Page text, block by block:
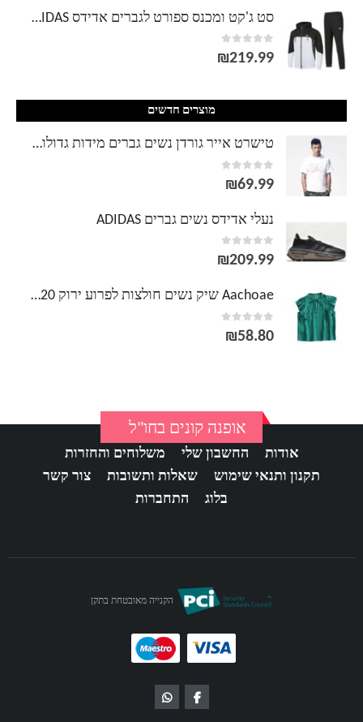
סט ג'קט ומכנס ספורט לגברים אדידס ADIDAS
0
out of 5
₪219.99
מוצרים חדשים
טישרט אייר גורדן נשים גברים מידות גדולות AIR JORDAN
0
out of 5
₪69.99
נעלי אדידס נשים גברים ADIDAS
0
out of 5
₪209.99
Aachoae שיק נשים חולצות לפרוע ירוק 2020 עניבת פרפר חלולה למעלה חולצה נשית שרוול קצר חולצה מקרית מוצקה Blusas Mujer
0
out of 5
₪58.80
אופנה קונים בחו"ל
אודות החשבון שלי
משלוחים והחזרות
תקנון ותנאי שימוש
שאלות ותשובות
צור קשר
בלוג
התחברות
הקנייה מאובטחת בתקן